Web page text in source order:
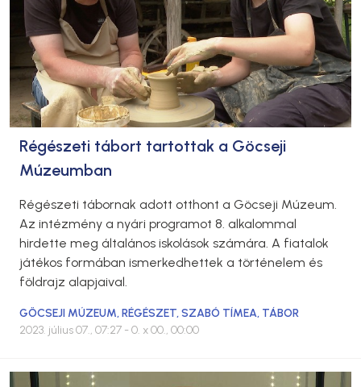
Régészeti tábort tartottak a Göcseji
Múzeumban
Régészeti tábornak adott otthont a Göcseji Múzeum.
Az intézmény a nyári programot 8. alkalommal
hirdette meg általános iskolások számára. A fiatalok
játékos formában ismerkedhettek a történelem és
földrajz alapjaival.
GÖCSEJI MÚZEUM,RÉGÉSZET,SZABÓ TÍMEA, TÁBOR
2023. július 07., 07:27 - 0. x 00., 00:00